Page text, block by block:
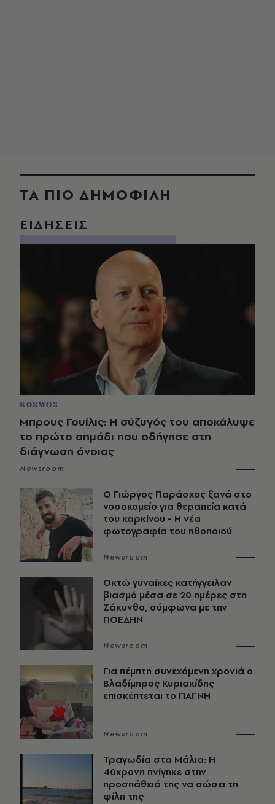
ΤΑ ΠΙΟ ΔΗΜΟΦΙΛΗ
ΕΙΔΗΣΕΙΣ
ΚΟΣΜΟΣ
Μπρους Γουίλις: Η σύζυγός του αποκάλυψε
το πρώτο σημάδι που οδήγησε στη
διάγνωση άνοιας
Newsroom
O Γιώργος Παράσχος ξανά στο
νοσοκομείο για θεραπεία κατά
του καρκίνου - Η νέα
φωτογραφία του ηθοποιού
Newsroom
Οκτώ γυναίκες κατήγγειλαν
βιασμό μέσα σε 20 ημέρες στη
Ζάκυνθο, σύμφωνα με την
ΠΟΕΔΗΝ
Newsroom
Για πέμπτη συνεχόμενη χρονιά ο
Βλαδίμηρος Κυριακίδης
επισκέπτεται το ΠΑΓΝΗ
Newsroom
Τραγωδία στα Μάλια: Η
40χρονη πνίγηκε στην
προσπάθειά της να σώσει τη
φίλη της